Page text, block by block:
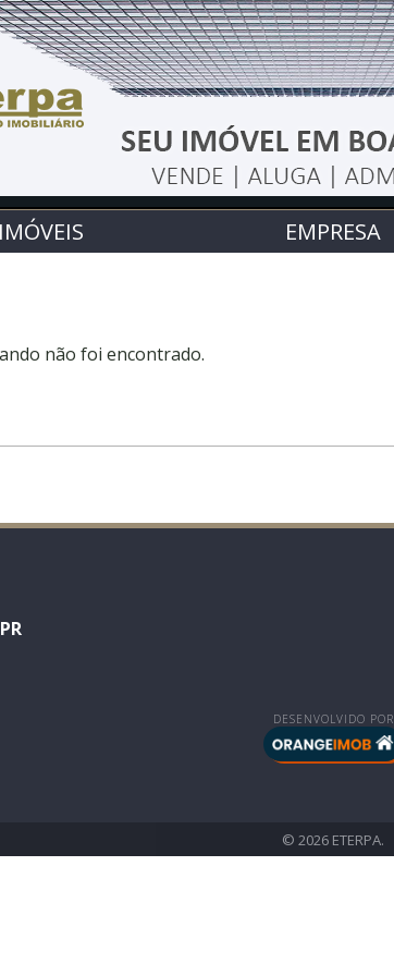
IMÓVEIS EMPRESA
não foi encontrado.
DESENVOLVIDO POR
© 2026 ETERPA.